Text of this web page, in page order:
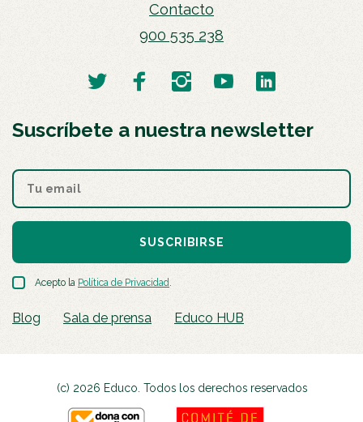
Contacto
900 535 238
Suscríbete a nuestra newsletter
SUSCRIBIRSE
Acepto la Política de Privacidad.
Blog Sala de prensa Educo HUB
(c) 2026 Educo. Todos los derechos reservados